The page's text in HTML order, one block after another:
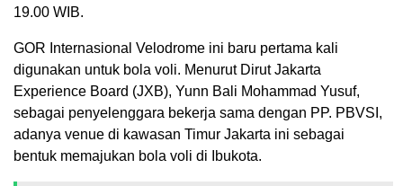
19.00 WIB.
GOR Internasional Velodrome ini baru pertama kali
digunakan untuk bola voli. Menurut Dirut Jakarta
Experience Board (JXB), Yunn Bali Mohammad Yusuf,
sebagai penyelenggara bekerja sama dengan PP. PBVSI,
adanya venue di kawasan Timur Jakarta ini sebagai
bentuk memajukan bola voli di Ibukota.